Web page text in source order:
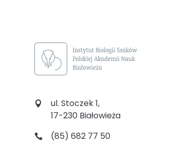
ul. Stoczek 1,
17-230 Białowieża
(85) 682 77 50